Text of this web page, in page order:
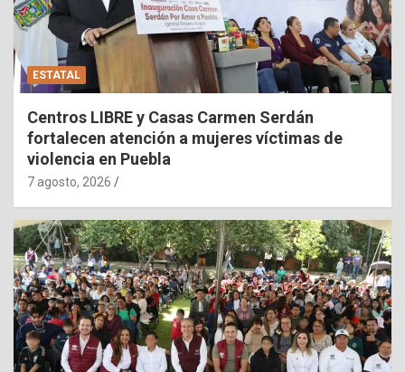
ESTATAL
Centros LIBRE y Casas Carmen Serdán
fortalecen atención a mujeres víctimas de
violencia en Puebla
7 agosto, 2026